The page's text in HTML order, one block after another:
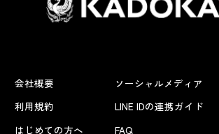
会社概要
利用規約
はじめての方へ
ソーシャルメディア
LINE IDの連携ガイド
FAQ